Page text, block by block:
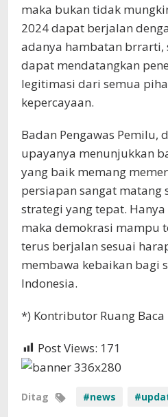
maka bukan tidak
2024 dapat berjalan
adanya hambatan brrarti,
dapat mendatangkan
legitimasi dari semua
kepercayaan.
Badan Pengawas Pemilu,
upayanya menunjukkan
yang baik memang
persiapan sangat matang
strategi yang tepat.
maka demokrasi mampu
terus berjalan sesuai
membawa kebaikan bagi
Indonesia.
*) Kontributor Ruang
Post Views: 171
Ditag #news